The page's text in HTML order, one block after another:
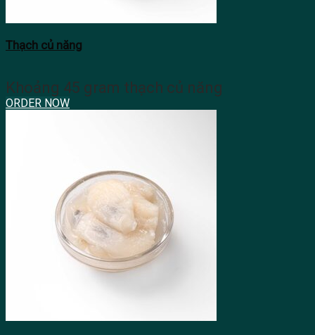
Thạch củ năng
Khoảng 45 gram thạch củ năng
ORDER NOW